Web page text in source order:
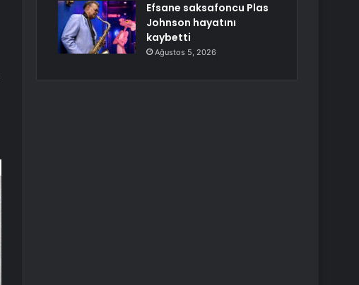
Efsane saksafoncu Plas
Johnson hayatını
kaybetti
Ağustos 5, 2026